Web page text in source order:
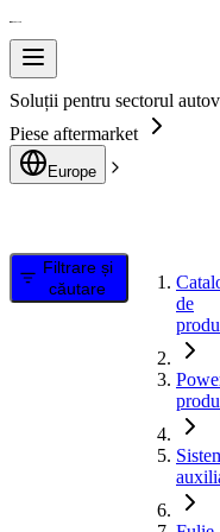
Soluții pentru sectorul
Piese aftermarket
Europe
Filtrare și
căutare
de